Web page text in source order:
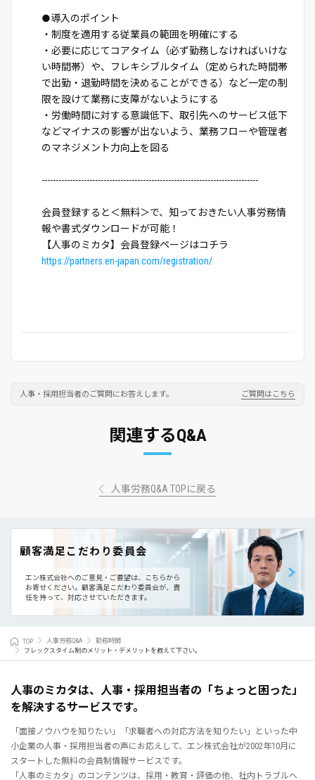
●導入のポイント
・制度を適用する従業員の範囲を明確にする
・必要に応じてコアタイム（必ず勤務しなければいけな
い時間帯）や、フレキシブルタイム（定められた時間帯
で出勤・退勤時間を決めることができる）など一定の制
限を設けて業務に支障がないようにする
・労働時間に対する意識低下、取引先へのサービス低下
などマイナスの影響が出ないよう、業務フローや管理者
のマネジメント力向上を図る
-----------------------------------------------------------------------------
会員登録すると＜無料＞で、知っておきたい人事労務情
報や書式ダウンロードが可能！
【人事のミカタ】会員登録ページはコチラ
https://partners.en-japan.com/registration/
人事・採用担当者のご質問にお答えします。 ご質問はこちら
関連するQ&A
人事労務Q&A TOPに戻る
顧客満足こだわり委員会
エン株式会社へのご意見・ご要望は、こちらから
お寄せください。 顧客満足こだわり委員会が、責
任を持って、対応させていただきます。
TOP 人事労務Q&A
勤務時間
フレックスタイム制のメリット・デメリットを教えて下さい。
人事のミカタは、人事・採用担当者の「ちょっと困った」
を解決するサービスです。
「面接ノウハウを知りたい」「求職者への対応方法を知りたい」といった中
小企業の人事・採用担当者の声にお応えして、エン株式会社が2002年10月に
スタートした無料の会員制情報サービスです。
「人事のミカタ」のコンテンツは、採用・教育・評価の他、社内トラブルへ